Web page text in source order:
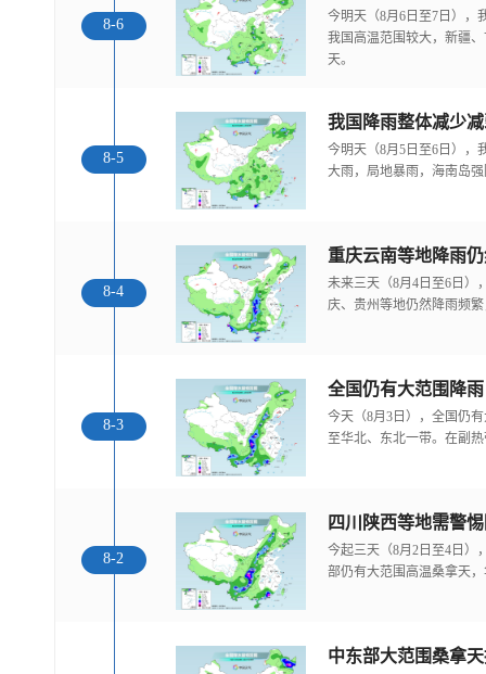
8-6
今明天（8月6日至7日），
我国高温范围较大，新疆
天。
8-5
我国降雨整体减少
今明天（8月5日至6日），
大雨，局地暴雨，海南岛
8-4
重庆云南等地降雨
未来三天（8月4日至6日）
庆、贵州等地仍然降雨频
8-3
全国仍有大范围降
今天（8月3日），全国仍
至华北、东北一带。在副
8-2
今起三天（8月2日至4日）
部仍有大范围高温桑拿天
中东部大范围桑拿